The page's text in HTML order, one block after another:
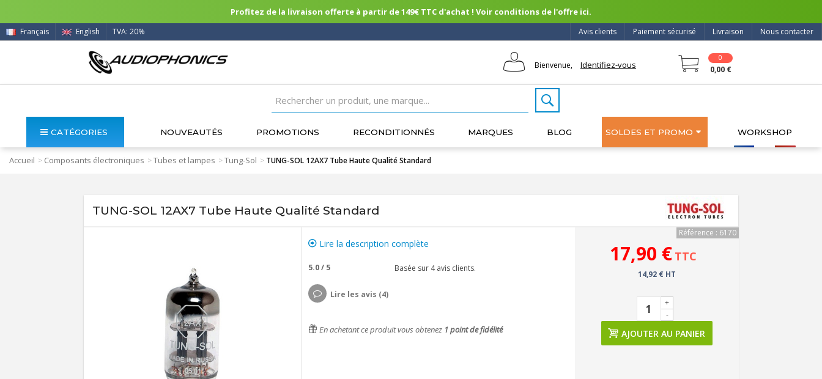
Profitez de la livraison offerte à partir de 149€ TTC d'achat ! Voir conditions de l'offre ici.
Nous contacter
Livraison
Paiement sécurisé
Avis clients
Français English TVA: 20%
Bienvenue, Identifiez-vous
0
0,00 €
CATÉGORIES NOUVEAUTÉS PROMOTIONS RECONDITIONNÉS MARQUES BLOG SOLDES ET PROMO WORKSHOP
Accueil > Composants électroniques >Tubes et lampes >Tung-Sol > TUNG-SOL 12AX7 Tube Haute Qualité Standard
TUNG-SOL 12AX7 Tube Haute Qualité Standard
Lire la description complète
5.0/ 5 Basée sur 4avis clients.
Lire les avis (4)
En achetant ce produit vous obtenez 1 point de fidélité
Référence : 6170
17,90 € TTC
14,92 € HT
-
+
AJOUTER AU PANIER